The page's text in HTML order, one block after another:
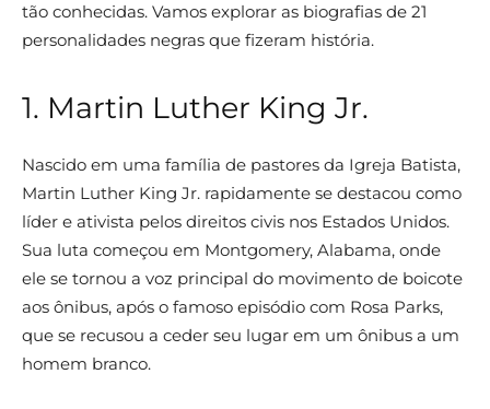
tão conhecidas. Vamos explorar as biografias de 21
personalidades negras que fizeram história.
1. Martin Luther King Jr.
Nascido em uma família de pastores da Igreja Batista,
Martin Luther King Jr. rapidamente se destacou como
líder e ativista pelos direitos civis nos Estados Unidos.
Sua luta começou em Montgomery, Alabama, onde
ele se tornou a voz principal do movimento de boicote
aos ônibus, após o famoso episódio com Rosa Parks,
que se recusou a ceder seu lugar em um ônibus a um
homem branco.